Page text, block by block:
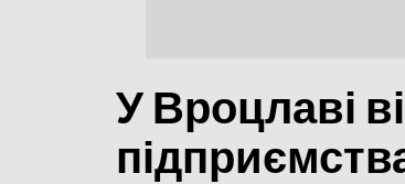
У Вроцлаві